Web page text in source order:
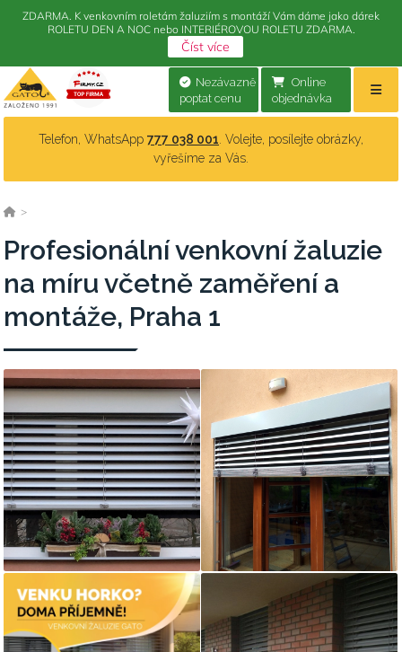
Online
objednávka
Nezávazně
poptat cenu
Telefon, WhatsApp 777 038 001 . Volejte, posílejte obrázky,
vyřešíme za Vás.
>
Profesionální venkovní žaluzie
na míru včetně zaměření a
montáže, Praha 1
ZDARMA. K venkovním roletám žaluziím s montáží Vám dáme jako dárek
ROLETU DEN A NOC nebo INTERIÉROVOU ROLETU ZDARMA.
Číst více